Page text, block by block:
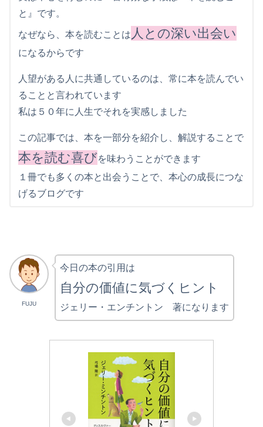
と』です。
なぜなら、本を読むことは 人との深い出会い
になるからです
人望がある人に共通しているのは、常に本を読んでい
ることと言われています
私は５０年に人生でそれを実感しました
この記事では、本を一部分を紹介し、解説することで
本を読む喜びを味わうことができます
１冊でも多くの本と出会うことで、本心の成長につな
げるブログです
FUJU
今日の本の引用は
自分の価値に気づくヒント
ジェリー・エンチントン 著になります